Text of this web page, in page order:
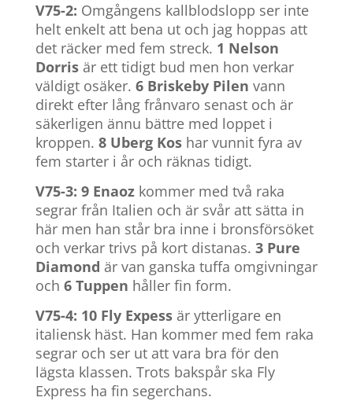
V75-2: Omgångens kallblodslopp ser inte
helt enkelt att bena ut och jag hoppas att
det räcker med fem streck. 1 Nelson
Dorrisär ett tidigt bud men hon verkar
väldigt osäker. 6 Briskeby Pilen vann
direkt efter lång frånvaro senast och är
säkerligen ännu bättre med loppet i
kroppen. 8 Uberg Koshar vunnit fyra av
fem starter i år och räknas tidigt.
V75-3: 9 Enaozkommer med två raka
segrar från Italien och är svår att sätta in
här men han står bra inne i bronsförsöket
och verkar trivs på kort distanas. 3 Pure
Diamond är van ganska tuffa omgivningar
och 6 Tuppen håller fin form.
V75-4: 10 Fly Expessär ytterligare en
italiensk häst. Han kommer med fem raka
segrar och ser ut att vara bra för den
lägsta klassen. Trots bakspår ska Fly
Express ha fin segerchans.